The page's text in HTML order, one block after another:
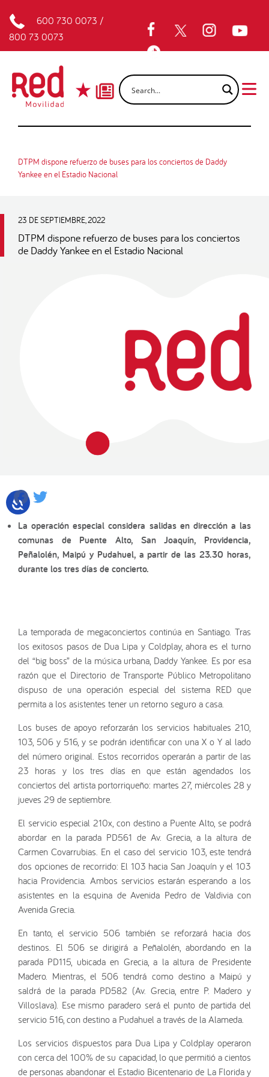
600 730 0073 /
800 73 0073
DTPM dispone refuerzo de buses para los conciertos de Daddy
Yankee en el Estadio Nacional
23 DE SEPTIEMBRE, 2022
DTPM dispone refuerzo de buses para los conciertos
de Daddy Yankee en el Estadio Nacional
Facebook
La operación especial considera salidas en dirección a las
comunas de Puente Alto, San Joaquín, Providencia,
Peñalolén, Maipú y Pudahuel, a partir de las 23.30 horas,
durante los tres días de concierto.
La temporada de megaconciertos continúa en Santiago. Tras
los exitosos pasos de Dua Lipa y Coldplay, ahora es el turno
del “big boss” de la música urbana, Daddy Yankee. Es por esa
razón que el Directorio de Transporte Público Metropolitano
dispuso de una operación especial del sistema RED que
permita a los asistentes tener un retorno seguro a casa.
Los buses de apoyo reforzarán los servicios habituales 210,
103, 506 y 516, y se podrán identificar con una X o Y al lado
del número original. Estos recorridos operarán a partir de las
23 horas y los tres días en que están agendados los
conciertos del artista portorriqueño: martes 27, miércoles 28 y
jueves 29 de septiembre.
El servicio especial 210x, con destino a Puente Alto, se podrá
abordar en la parada PD561 de Av. Grecia, a la altura de
Carmen Covarrubias. En el caso del servicio 103, este tendrá
dos opciones de recorrido: El 103 hacia San Joaquín y el 103
hacia Providencia. Ambos servicios estarán esperando a los
asistentes en la esquina de Avenida Pedro de Valdivia con
Avenida Grecia.
En tanto, el servicio 506 también se reforzará hacia dos
destinos. El 506 se dirigirá a Peñalolén, abordando en la
parada PD115, ubicada en Grecia, a la altura de Presidente
Madero. Mientras, el 506 tendrá como destino a Maipú y
saldrá de la parada PD582 (Av. Grecia, entre P. Madero y
Villoslava). Ese mismo paradero será el punto de partida del
servicio 516, con destino a Pudahuel a través de la Alameda.
Los servicios dispuestos para Dua Lipa y Coldplay operaron
con cerca del 100% de su capacidad, lo que permitió a cientos
de personas abandonar el Estadio Bicentenario de La Florida y